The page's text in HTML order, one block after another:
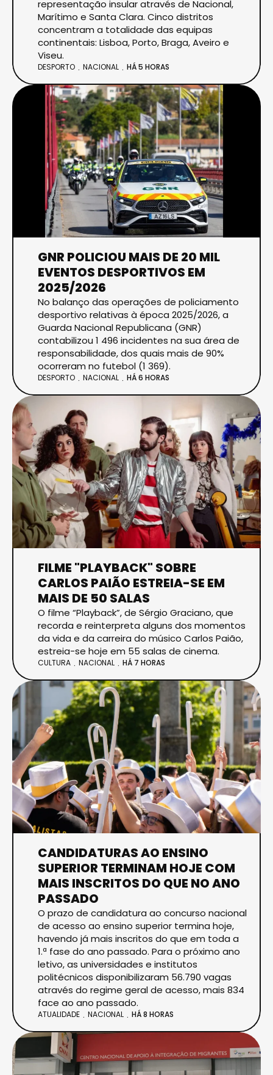
representação insular através de Nacional,
Marítimo e Santa Clara. Cinco distritos
concentram a totalidade das equipas
continentais: Lisboa, Porto, Braga, Aveiro e
Viseu.
DESPORTO NACIONAL HÁ 5 HORAS
GNR POLICIOU MAIS DE 20 MIL
EVENTOS DESPORTIVOS EM
2025/2026
No balanço das operações de policiamento
desportivo relativas à época 2025/2026, a
Guarda Nacional Republicana (GNR)
contabilizou 1 496 incidentes na sua área de
responsabilidade, dos quais mais de 90%
ocorreram no futebol (1 369).
DESPORTO NACIONAL HÁ 6 HORAS
FILME "PLAYBACK" SOBRE
CARLOS PAIÃO ESTREIA-SE EM
MAIS DE 50 SALAS
O filme “Playback”, de Sérgio Graciano, que
recorda e reinterpreta alguns dos momentos
da vida e da carreira do músico Carlos Paião,
estreia-se hoje em 55 salas de cinema.
CULTURA NACIONAL HÁ 7 HORAS
CANDIDATURAS AO ENSINO
SUPERIOR TERMINAM HOJE COM
MAIS INSCRITOS DO QUE NO ANO
PASSADO
O prazo de candidatura ao concurso nacional
de acesso ao ensino superior termina hoje,
havendo já mais inscritos do que em toda a
1.ª fase do ano passado. Para o próximo ano
letivo, as universidades e institutos
politécnicos disponibilizaram 56.790 vagas
através do regime geral de acesso, mais 834
face ao ano passado.
ATUALIDADE NACIONAL HÁ 8 HORAS